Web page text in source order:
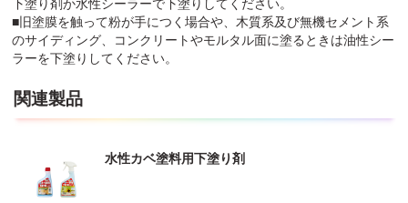
下塗り剤か水性シーラーで下塗りしてください。
■旧塗膜を触って粉が手につく場合や、木質系及び無機セメント系
のサイディング、コンクリートやモルタル面に塗るときは油性シー
ラーを下塗りしてください。
関連製品
水性カベ塗料用下塗り剤